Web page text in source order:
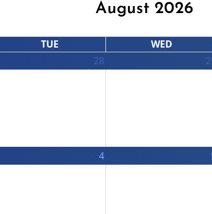
August 2026
TUE WED
28
4